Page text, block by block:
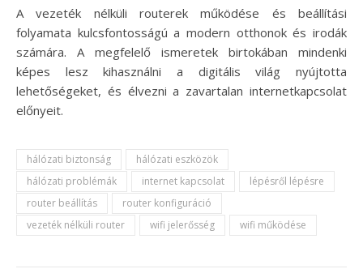
A vezeték nélküli routerek működése és beállítási
folyamata kulcsfontosságú a modern otthonok és irodák
számára. A megfelelő ismeretek birtokában mindenki
képes lesz kihasználni a digitális világ nyújtotta
lehetőségeket, és élvezni a zavartalan internetkapcsolat
előnyeit.
hálózati biztonság
hálózati eszközök
hálózati problémák
internet kapcsolat
lépésről lépésre
router beállítás
router konfiguráció
vezeték nélküli router
wifi jelerősség wifi működése